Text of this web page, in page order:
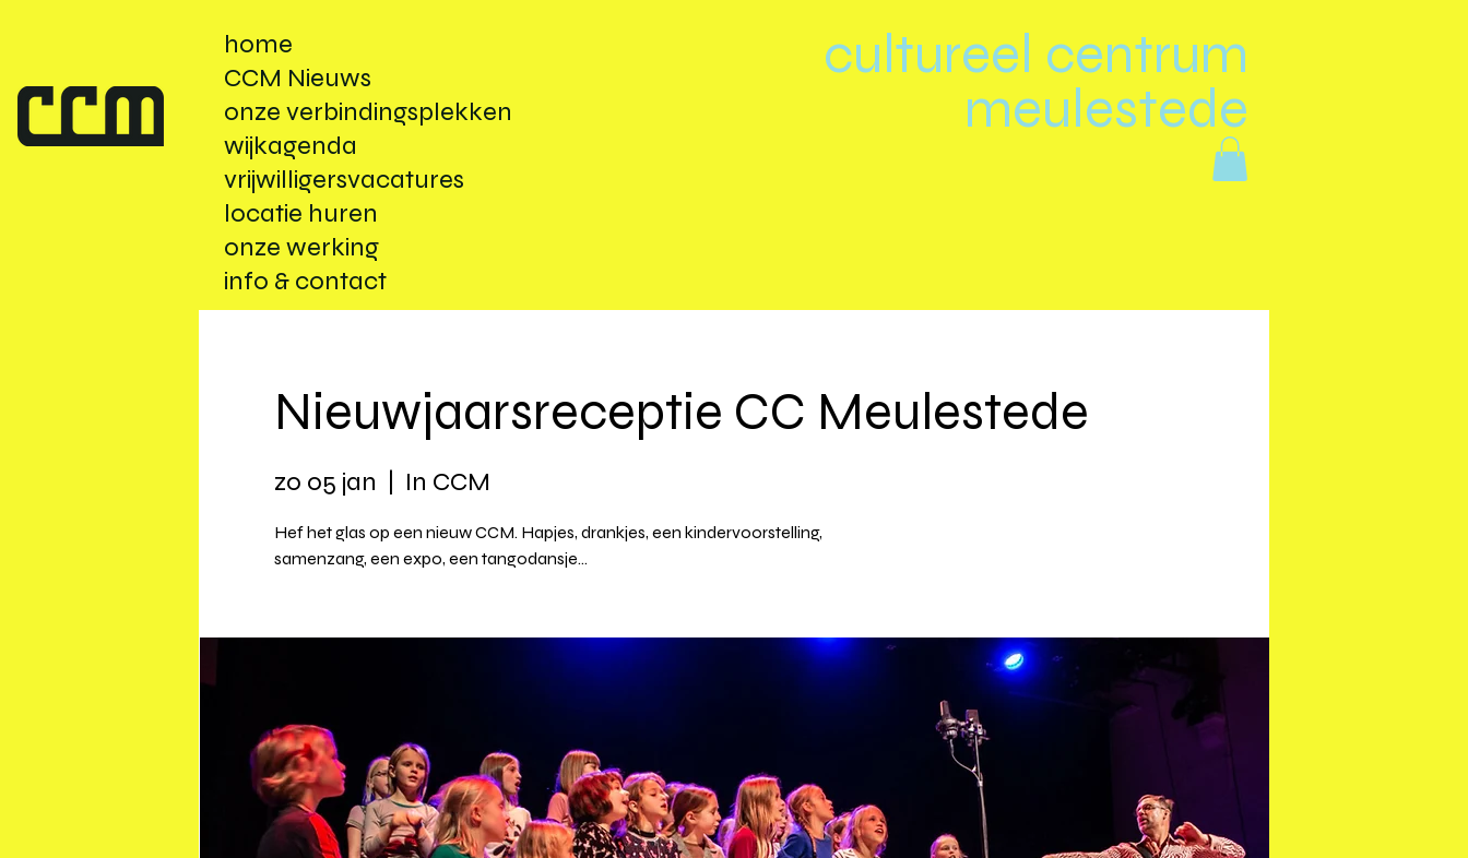
home
CCM Nieuws
onze verbindingsplekken
wijkagenda
vrijwilligersvacatures
locatie huren
onze werking
info & contact
cultureel centrum
meulestede
Nieuwjaarsreceptie CC Meulestede
zo 05 jan In CCM
Hef het glas op een nieuw CCM. Hapjes, drankjes, een kindervoorstelling,
samenzang, een expo, een tangodansje...